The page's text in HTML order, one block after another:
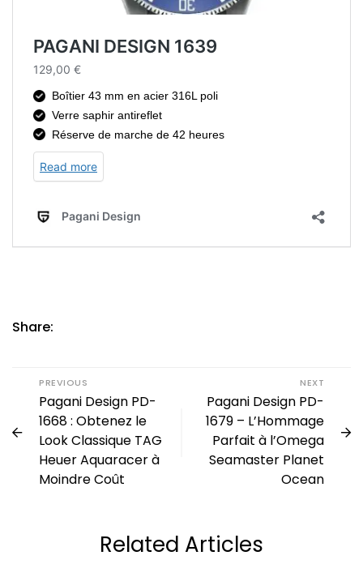
Share:
PREVIOUS
Pagani Design PD-
1668 : Obtenez le
Look Classique TAG
Heuer Aquaracer à
Moindre Coût
NEXT
Pagani Design PD-
1679 – L’Hommage
Parfait à l’Omega
Seamaster Planet
Ocean
Related Articles